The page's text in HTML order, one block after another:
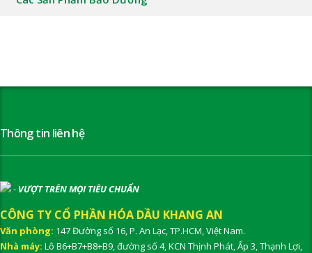
Thông tin liên hệ
- VƯỢT TRÊN MỌI TIÊU CHUẨN
CÔNG TY CỔ PHẦN HÓA DẦU KHANG AN
Văn phòng: 147 Đường số 16, P. An Lạc, TP.HCM, Việt Nam.
Nhà máy: Lô B6+B7+B8+B9, đường số 4, KCN Thịnh Phát, Ấp 3, Thạnh Lợi,